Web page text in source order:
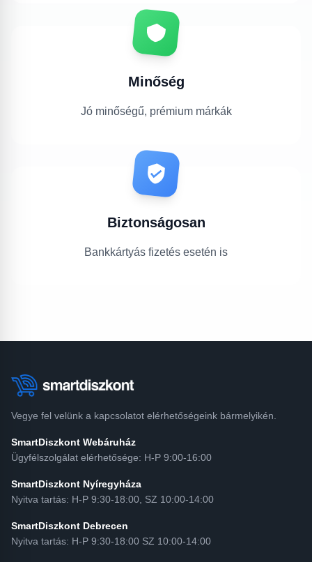
Minőség
Jó minőségű, prémium márkák
Biztonságosan
Bankkártyás fizetés esetén is
Vegye fel velünk a kapcsolatot elérhetőségeink bármelyikén.
SmartDiszkont Webáruház
Ügyfélszolgálat elérhetősége: H-P 9:00-16:00
SmartDiszkont Nyíregyháza
Nyitva tartás: H-P 9:30-18:00, SZ 10:00-14:00
SmartDiszkont Debrecen
Nyitva tartás: H-P 9:30-18:00 SZ 10:00-14:00